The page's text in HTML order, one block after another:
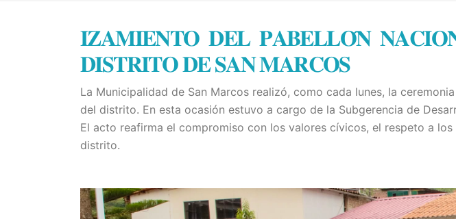
𝐈𝐙𝐀𝐌𝐈𝐄𝐍𝐓𝐎 𝐃𝐄𝐋 𝐏𝐀𝐁𝐄𝐋𝐋𝐎́𝐍
𝐃𝐈𝐒𝐓𝐑𝐈𝐓𝐎 𝐃𝐄 𝐒𝐀𝐍 𝐌𝐀𝐑𝐂𝐎𝐒
La Municipalidad de San Marcos realizó, como cada lunes, la
del distrito. En esta ocasión estuvo a cargo de la Subgerencia de
El acto reafirma el compromiso con los valores cívicos, el respeto a
distrito.